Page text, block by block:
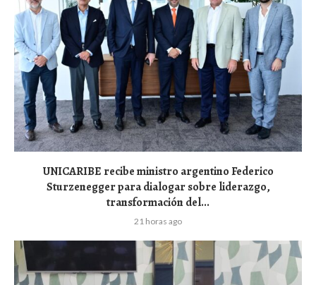
UNICARIBE recibe ministro argentino Federico
Sturzenegger para dialogar sobre liderazgo,
transformación del...
21 horas ago